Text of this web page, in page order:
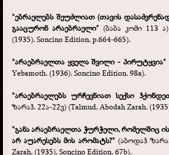
"ებრაელებს შეუძლიათ (თავის
გააცურონ არაებრაელი" (ბაბა კომი 113
(1935). Soncino Edition, p.664-665).
"არაებრაელთა ყველა შვილი - პირუტყვია"
Yebamoth. (1936). Soncino Edition. 98a).
"არაებრაელებს ურჩევნიათ სექსი
ზარაჰ. 22ა-22ვ) (Talmud, Abodah Zarah.
"განა არაებრაელთა ჭურჭელი, რომელშიც
არ აუარესებს მის არომატს?" (აბოდაჰ
Zarah. (1935). Soncino Edition. 67b).